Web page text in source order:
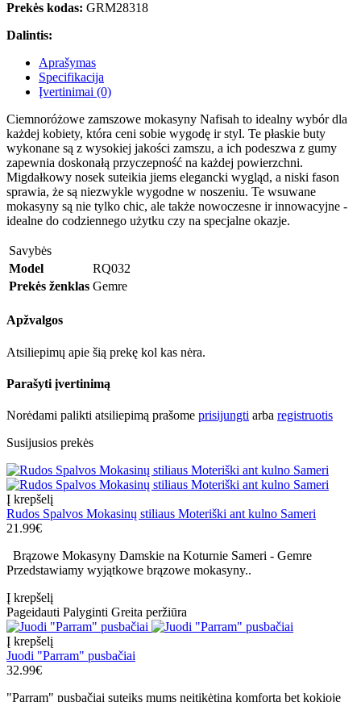
Prekės kodas: GRM28318
Dalintis:
Aprašymas
Specifikacija
Įvertinimai (0)
Ciemnoróżowe zamszowe mokasyny Nafisah to idealny wybór dla
każdej kobiety, która ceni sobie wygodę ir styl. Te płaskie buty
wykonane są z wysokiej jakości zamszu, a ich podeszwa z gumy
zapewnia doskonałą przyczepność na każdej powierzchni.
Migdałkowy nosek suteikia jiems elegancki wygląd, a niski fason
sprawia, że są niezwykle wygodne w noszeniu. Te wsuwane
mokasyny są nie tylko chic, ale także nowoczesne ir innowacyjne -
idealne do codziennego użytku czy na specjalne okazje.
Savybės
Model
RQ032
Prekės ženklas Gemre
Apžvalgos
Atsiliepimų apie šią prekę kol kas nėra.
Parašyti įvertinimą
Norėdami palikti atsiliepimą prašome prisijungti arba registruotis
Susijusios prekės
Į krepšelį
Rudos Spalvos Mokasinų stiliaus Moteriški ant kulno Sameri
21.99€
Brązowe Mokasyny Damskie na Koturnie Sameri - Gemre
Przedstawiamy wyjątkowe brązowe mokasyny..
Į krepšelį
Pageidauti Palyginti Greita peržiūra
Į krepšelį
Juodi "Parram" pusbačiai
32.99€
"Parram" pusbačiai suteiks mums neįtikėtiną komfortą bet kokioje